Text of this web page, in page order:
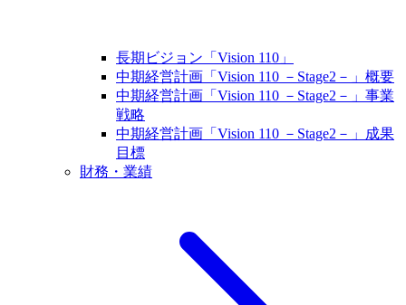
長期ビジョン「Vision 110」
中期経営計画「Vision 110 －Stage2－」概要
中期経営計画「Vision 110 －Stage2－」事業
戦略
中期経営計画「Vision 110 －Stage2－」成果
目標
財務・業績